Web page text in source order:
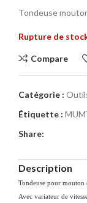
Tondeuse
Rupture de
Compare
Catégorie :
Étiquette :
Share:
Description
Tondeuse pour
Avec variateur de